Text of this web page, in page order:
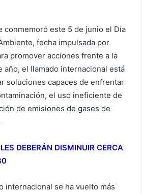
conmemoró este 5 de junio el Día
fecha impulsada por
promover acciones frente a la
año, el llamado internacional está
soluciones capaces de enfrentar
el uso ineficiente de
de emisiones de gases de
DEBERÁN DISMINUIR CERCA
internacional se ha vuelto más